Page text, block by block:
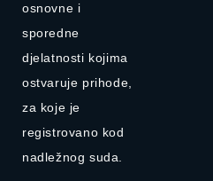
osnovne i
sporedne
djelatnosti kojima
ostvaruje prihode,
za koje je
registrovano kod
nadležnog suda.